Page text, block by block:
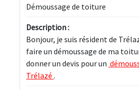
Démoussage de toiture
Description :
Bonjour, je suis résident de
faire un démoussage de ma
donner un devis pour un
Trélazé .